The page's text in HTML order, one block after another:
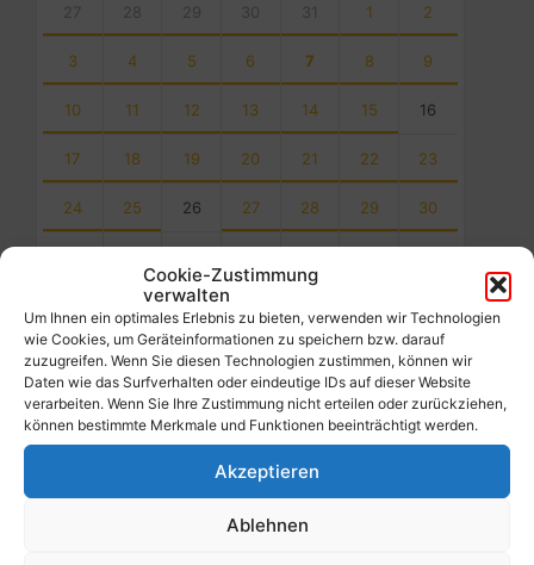
Cookie-Zustimmung
verwalten
Um Ihnen ein optimales Erlebnis zu bieten, verwenden wir Technologien
wie Cookies, um Geräteinformationen zu speichern bzw. darauf
zuzugreifen. Wenn Sie diesen Technologien zustimmen, können wir
Daten wie das Surfverhalten oder eindeutige IDs auf dieser Website
verarbeiten. Wenn Sie Ihre Zustimmung nicht erteilen oder zurückziehen,
können bestimmte Merkmale und Funktionen beeinträchtigt werden.
Akzeptieren
Ablehnen
calendar
days
27 28 29 30 31 1 2
3 4 5 6 7 8 9
10 11 12 13 14 15 16
17 18 19 20 21 22 23
24 25 26 27 28 29 30
to
calendar
days
Filter